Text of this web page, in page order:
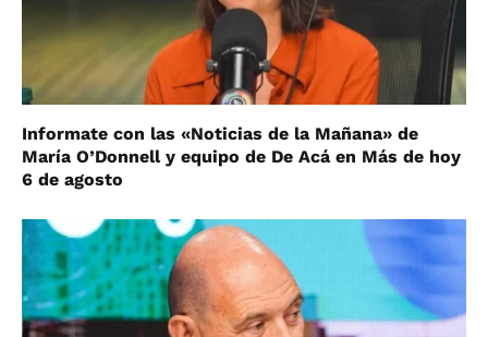
Informate con las «Noticias de la Mañana» de
María O’Donnell y equipo de De Acá en Más de hoy
6 de agosto